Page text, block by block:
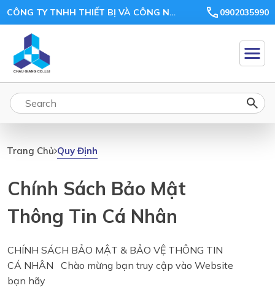
CÔNG TY TNHH THIẾT BỊ VÀ CÔNG NGHỆ CHÂU GIANG 0902035990
Trang Chủ Quy Định
Chính Sách Bảo Mật
Thông Tin Cá Nhân
CHÍNH SÁCH BẢO MẬT & BẢO VỆ THÔNG TIN
CÁ NHÂN Chào mừng bạn truy cập vào Website
bạn hãy